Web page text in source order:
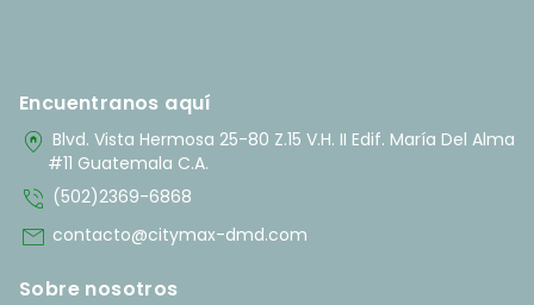
Encuentranos aquí
home_pin Blvd. Vista Hermosa 25-80 Z.15 V.H. II Edif. María Del Alma
#11 Guatemala C.A.
phone_in_talk (502)2369-6868
mail contacto@citymax-dmd.com
Sobre nosotros